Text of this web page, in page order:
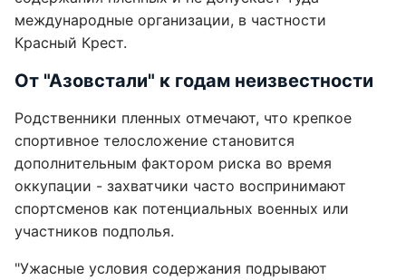
международные организации, в частности
Красный Крест.
От "Азовстали" к годам неизвестности
Родственники пленных отмечают, что крепкое
спортивное телосложение становится
дополнительным фактором риска во время
оккупации - захватчики часто воспринимают
спортсменов как потенциальных военных или
участников подполья.
"Ужасные условия содержания подрывают